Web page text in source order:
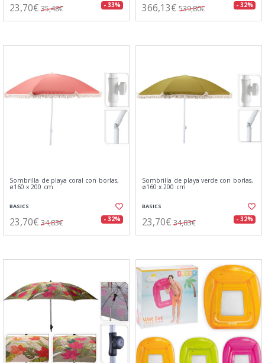
23,70€ 35,48€ - 33% 366,13€ 539,80€ - 32%
Sombrilla de playa coral con borlas,
ø160 x 200 cm
BASICS
23,70€ 34,83€ - 32%
Sombrilla de playa verde con borlas,
ø160 x 200 cm
BASICS
23,70€ 34,83€ - 32%